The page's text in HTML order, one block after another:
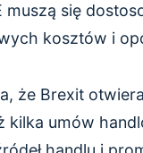
się
kosztów i
że Brexit
kilka umów